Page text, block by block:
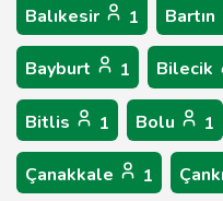
Balıkesir 1 Bartın
Bayburt 1 Bilecik
Bitlis 1 Bolu 1
Çanakkale 1